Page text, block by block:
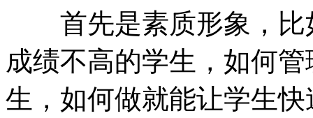
首先是素质形象，比
成绩不高的学生，如何
生，如何做就能让学生